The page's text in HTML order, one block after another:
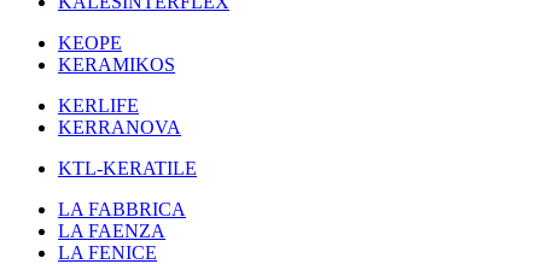
KEOPE
KERAMIKOS
KERLIFE
KERRANOVA
KTL-KERATILE
LA FABBRICA
LA FAENZA
LA FENICE